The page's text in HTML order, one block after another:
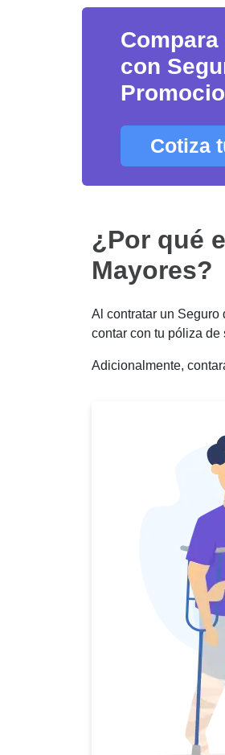
con
Cotiza
¿Por qué
Mayores?
Al contratar un Seguro
contar con tu póliza
Adicionalmente,